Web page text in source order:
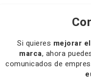
Si quieres mejorar
marca, ahora
comunicados de